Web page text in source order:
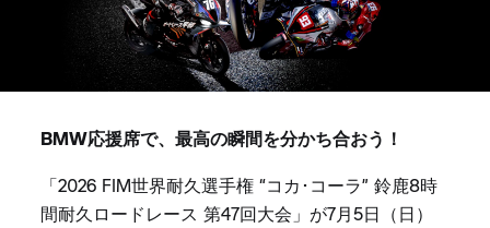
BMW応援席で、最高の瞬間を分かち合おう！
「2026 FIM世界耐久選手権 “コカ･コーラ” 鈴鹿8時
間耐久ロードレース 第47回大会」が7月5日（日）